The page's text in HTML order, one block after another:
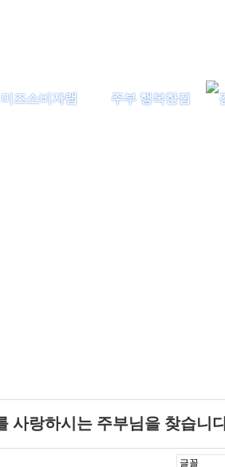
미즈소비자랩 주부 행복한집
사랑하시는 주부님을 찾습니